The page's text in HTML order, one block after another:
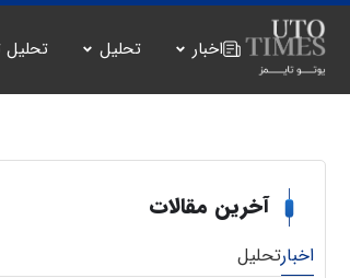
اخبار تحلیل تحلیل
آخرین مقالات
اخبارتحلیل